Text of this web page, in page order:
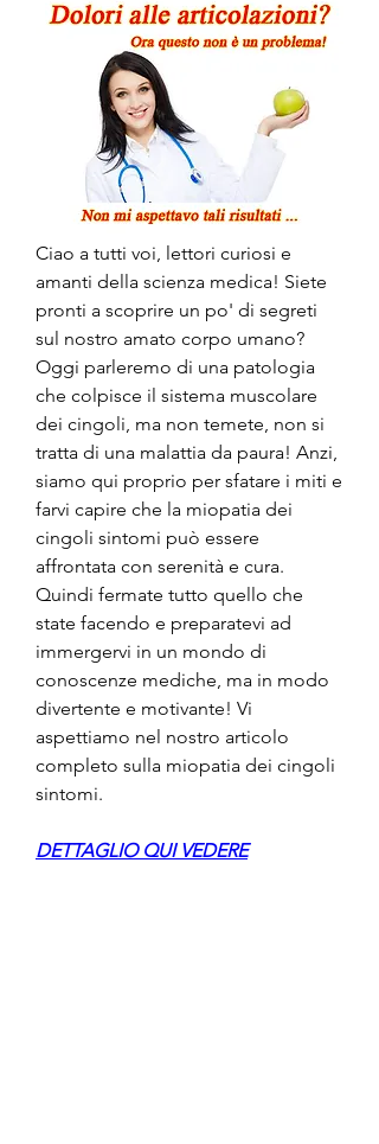
Ciao a tutti voi, lettori curiosi e
amanti della scienza medica! Siete
pronti a scoprire un po' di segreti
sul nostro amato corpo umano?
Oggi parleremo di una patologia
che colpisce il sistema muscolare
dei cingoli, ma non temete, non si
tratta di una malattia da paura! Anzi,
siamo qui proprio per sfatare i miti e
farvi capire che la miopatia dei
cingoli sintomi può essere
affrontata con serenità e cura.
Quindi fermate tutto quello che
state facendo e preparatevi ad
immergervi in un mondo di
conoscenze mediche, ma in modo
divertente e motivante! Vi
aspettiamo nel nostro articolo
completo sulla miopatia dei cingoli
sintomi.
DETTAGLIO QUI VEDERE